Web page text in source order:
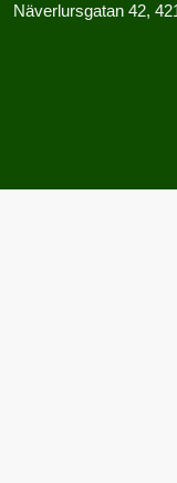
Näverlursgatan 42,